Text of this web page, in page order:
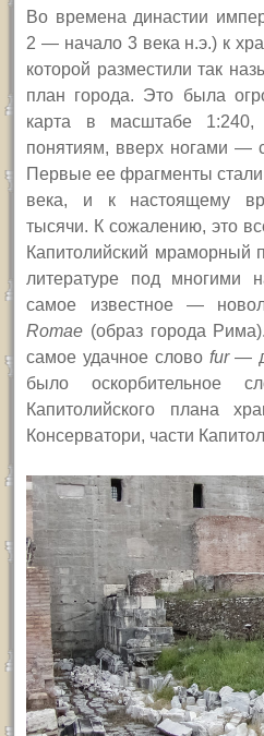
Во времена династии
2 — начало 3 века н.э.) к
которой разместили так
план города. Это была
карта в масштабе
понятиям, вверх ногами —
Первые ее фрагменты
века, и к настоящему
тысячи. К сожалению, это
Капитолийский мраморный
литературе под многими
самое известное —
Romae (образ города
самое удачное слово fur—
было оскорбительное
Капитолийского плана
Консерватори, части